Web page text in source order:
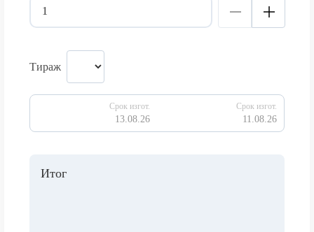
Тираж
Срок изгот.
13.08.26
Срок изгот.
11.08.26
Итог